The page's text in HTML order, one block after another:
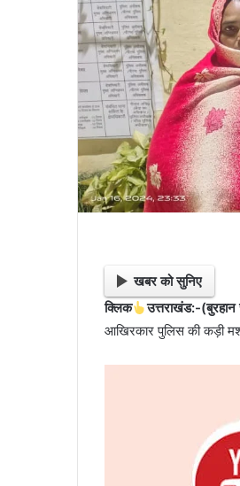
खबर को सुनिए
क्लिक
उत्तराखंड:-(बुरहान
आखिरकार पुलिस की कड़ी